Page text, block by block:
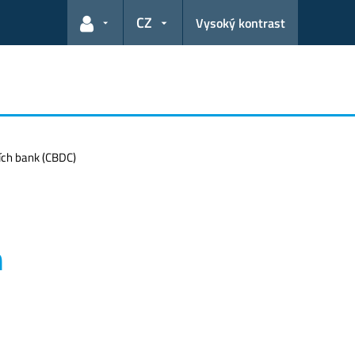
Odkazy pro uživatele
CZ Vysoký kontrast
bank (CBDC)